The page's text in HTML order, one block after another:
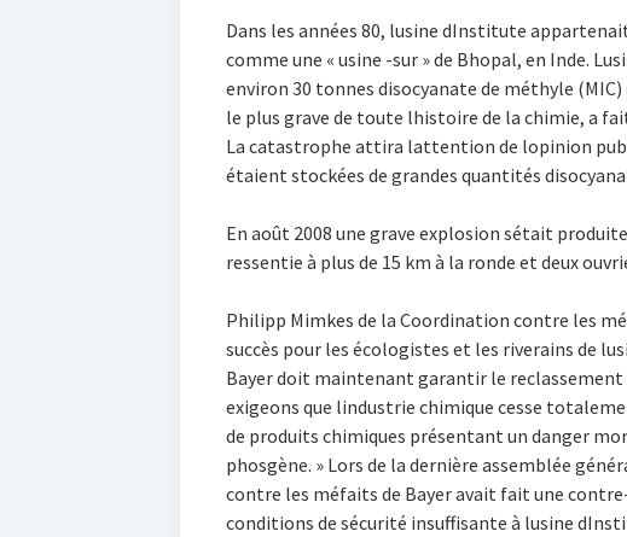
Dans les années 80, lusine dInstitute
comme une « usine -sur » de Bhopal, en Inde.
environ 30 tonnes disocyanate de méthyle
le plus grave de toute lhistoire de la chimie, a
La catastrophe attira lattention de lopinion
étaient stockées de grandes quantités
En août 2008 une grave explosion sétait
ressentie à plus de 15 km à la ronde et deux
Philipp Mimkes de la Coordination contre les
succès pour les écologistes et les riverains de
Bayer doit maintenant garantir le reclassement
exigeons que lindustrie chimique cesse
de produits chimiques présentant un danger
phosgène. » Lors de la dernière assemblée
contre les méfaits de Bayer avait fait une
conditions de sécurité insuffisante à lusine